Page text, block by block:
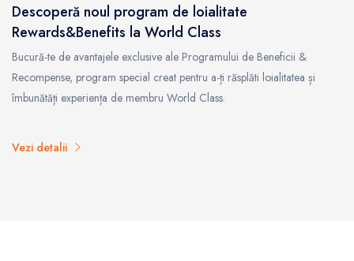
Descoperă noul program de loialitate
Rewards&Benefits la World Class
Bucură-te de avantajele exclusive ale Programului de Beneficii &
Recompense, program special creat pentru a-ți răsplăti loialitatea și
îmbunătăți experiența de membru World Class.
Vezi detalii